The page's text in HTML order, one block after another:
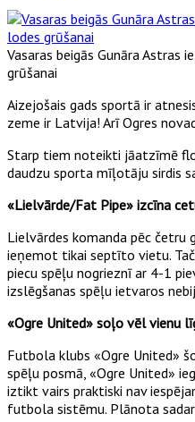
Vasaras beigās Gunāra
grūšanai
Aizejošais gads sportā ir
zeme ir Latvija! Arī Ogres
Starp tiem noteikti jāatzīmē
daudzu sporta mīļotāju sirdis
«Lielvārde/Fat Pipe» izcīna
Lielvārdes komanda pēc
ieņemot tikai septīto vietu.
piecu spēļu nogrieznī ar 4-1
izslēgšanas spēļu ietvaros
«Ogre United» soļo vēl vienu
Futbola klubs «Ogre United»
spēļu posmā, «Ogre United»
iztikt vairs praktiski nav
futbola sistēmu. Plānota